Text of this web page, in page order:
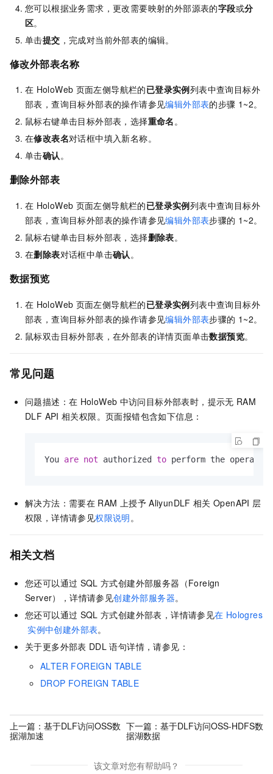
您可以根据业务需求，更改需要映射的外部源表的字段或分
区。
单击提交 ，完成对当前外部表的编辑。
修改外部表名称
在 HoloWeb 页面左侧导航栏的已登录实例列表中查询目标外
部表，查询目标外部表的操作请参见编辑外部表的步骤 1~2。
鼠标右键单击目标外部表，选择重命名。
在修改表名对话框中填入新名称。
单击确认。
删除外部表
在 HoloWeb 页面左侧导航栏的已登录实例列表中查询目标外
部表，查询目标外部表的操作请参见编辑外部表步骤的 1~2。
鼠标右键单击目标外部表，选择删除表。
在删除表对话框中单击确认 。
数据预览
在 HoloWeb 页面左侧导航栏的已登录实例列表中查询目标外
部表，查询目标外部表的操作请参见编辑外部表步骤的 1~2。
鼠标双击目标外部表，在外部表的详情页面单击数据预览。
常见问题
问题描述：在 HoloWeb 中访问目标外部表时，提示无 RAM
DLF API 相关权限。页面报错包含如下信息：
You are not authorized to perform the
解决方法：需要在 RAM 上授予 AliyunDLF 相关 OpenAPI 层
权限 ，详情请参见权限说明 。
相关文档
您还可以通过 SQL 方式创建外部服务器（Foreign
Server），详情请参见创建外部服务器。
您还可以通过 SQL 方式创建外部表，详情请参见在 Hologres
实例中创建外部表。
关于更多外部表 DDL 语句详情，请参见：
ALTER FOREIGN TABLE
DROP FOREIGN TABLE
上一篇： 基于DLF访问OSS数
据湖加速
下一篇： 基于DLF访问OSS-HDFS数
据湖数据
该文章对您有帮助吗？